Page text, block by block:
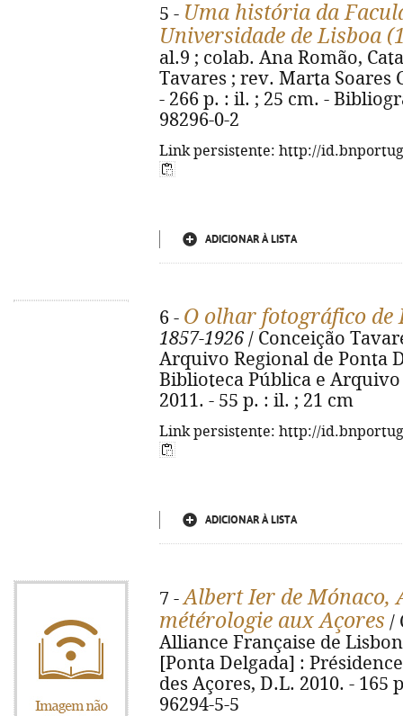
5 - Uma história da
Universidade de Lisboa
al.9 ; colab. Ana Romão,
Tavares ; rev. Marta Soares
- 266 p. : il. ; 25 cm. -
98296-0-2
Link persistente: http://
ADICIONAR À LISTA
6 - O olhar fotográfico de
1857-1926 / Conceição
Arquivo Regional de Ponta
Biblioteca Pública e
2011. - 55 p. : il. ; 21 cm
Link persistente: http://
ADICIONAR À LISTA
7 -Albert Ier de Mónaco,
métérologie aux Açores /
Alliance Française de
[Ponta Delgada] :
des Açores, D.L. 2010. - 165
96294-5-5